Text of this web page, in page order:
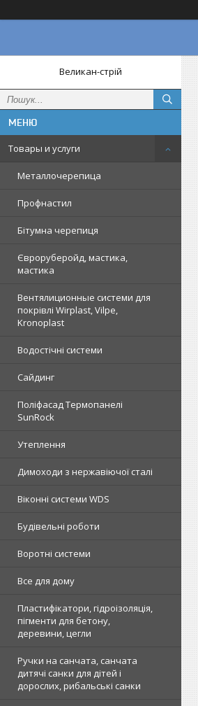
Великан-стрій
Товары и услуги
Металлочерепица
Профнастил
Бітумна черепиця
Євроруберойд, мастика,
мастика
Вентялиционные системи для
покрівлі Wirplast, Vilpe,
Kronoplast
Водостічні системи
Сайдинг
Поліфасад Термопанелі
SunRock
Утеплення
Димоходи з нержавіючої сталі
Віконні системи WDS
Будівельні роботи
Воротні системи
Все для дому
Пластифікатори, гідроізоляція,
пігменти для бетону,
деревини, цегли
Ручки на санчата, санчата
дитячі санки для дітей і
дорослих, рибальські санки